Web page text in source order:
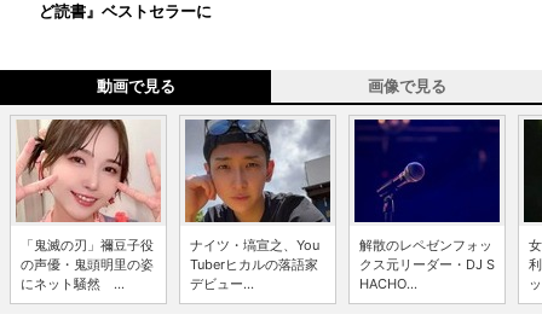
ど読書』ベストセラーに
動画で見る 画像で見る
「鬼滅の刃」禰豆子役
の声優・鬼頭明里の姿
にネット騒然 ...
ナイツ・塙宣之、You
Tuberヒカルの落語家
デビュー...
解散のレペゼンフォッ
クス元リーダー・DJ S
HACHO...